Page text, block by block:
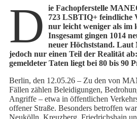
D
ie Fachopferstelle
723 LSBTIQ+ feindliche
nur leicht weniger als im
Insgesamt gingen 1014
neuer Höchststand.
jedoch nur einen Teil der Realität
gemeldeter Taten liegt bei 80 bis 90
Berlin, den 12.05.26 – Zu den von
Fällen zählen Beleidigungen,
Angriffe – etwa in öffentlichen
offener Straße. Besonders betroffen
Neukölln, Kreuzberg, Friedrichshain